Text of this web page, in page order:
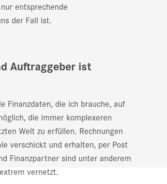
entsprechende
der Fall ist.
Auftraggeber ist
Finanzdaten, die ich brauche, auf
die immer komplexeren
Welt zu erfüllen. Rechnungen
verschickt und erhalten, per Post
Finanzpartner sind unter anderem
vernetzt.